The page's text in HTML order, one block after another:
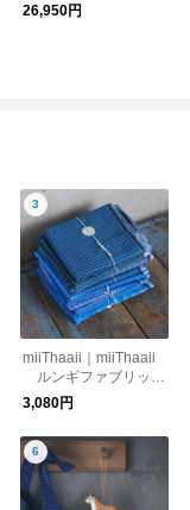
26,950円
miiThaaii｜miiThaaii
ルンギファブリッ
ク カラーアソート
fog linen work フォ
グリネンワーク
3,080円